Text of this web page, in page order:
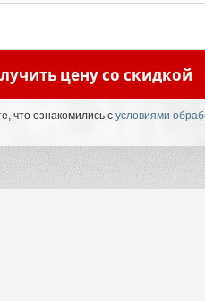
цену со скидкой
что ознакомились с условиями